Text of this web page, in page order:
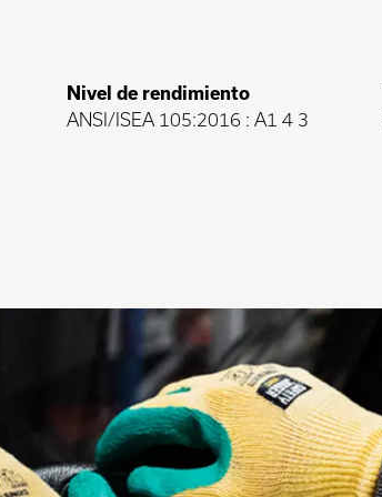
Nivel de rendimiento
ANSI/ISEA 105:2016 : A1 4 3